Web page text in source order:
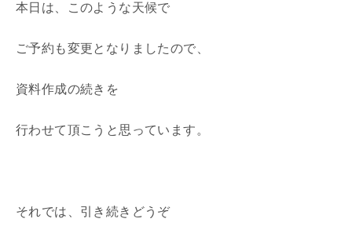
本日は、このような天候で
ご予約も変更となりましたので、
資料作成の続きを
行わせて頂こうと思っています。
それでは、引き続きどうぞ